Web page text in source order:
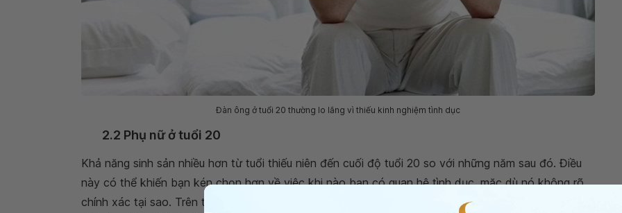
Đàn ông ở tuổi 20 thường lo lắng vì thiếu kinh nghiệm tình dục
2.2 Phụ nữ ở tuổi 20
Khả năng sinh sản nhiều hơn từ tuổi thiếu niên đến cuối độ tuổi 20 so với những năm sau đó. Điều
này có thể khiến bạn kén chọn hơn về việc khi nào bạn có quan hệ tình dục, mặc dù nó không rõ
chính xác tại sao. Trên thực tế, các nhà khoa học nghĩ rằng
ham muốn tình dục của phụ nữ